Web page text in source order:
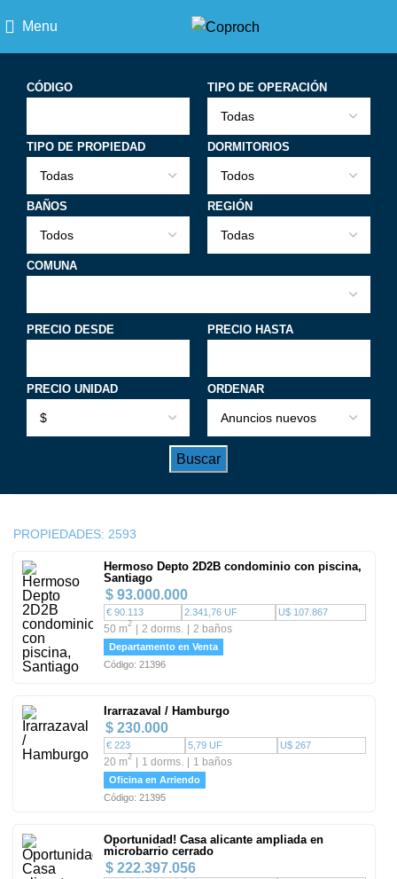
Menu
CÓDIGO TIPO DE OPERACIÓN
TIPO DE PROPIEDAD DORMITORIOS
BAÑOS REGIÓN
COMUNA
PRECIO DESDE PRECIO HASTA
PRECIO UNIDAD ORDENAR
PROPIEDADES: 2593
Hermoso Depto 2D2B condominio con piscina,
Santiago
$ 93.000.000
€ 90.113 2.341,76 UF U$ 107.867
50 m2 2 dorms. 2 baños
Departamento en Venta
Código: 21396
Irarrazaval / Hamburgo
$ 230.000
€ 223 5,79 UF U$ 267
20 m2 1 dorms. 1 baños
Oficina en Arriendo
Código: 21395
Oportunidad! Casa alicante ampliada en
microbarrio cerrado
$ 222.397.056